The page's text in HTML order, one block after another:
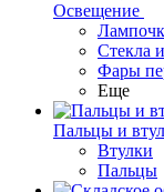
Освещение
Стекла
Фары
Еще
Пальцы и
Втулки
Пальцы